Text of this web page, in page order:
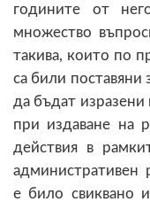
годините от
множество
такива, които по
са били поставяни
да бъдат
при издаване на
действия в
е било свиквано